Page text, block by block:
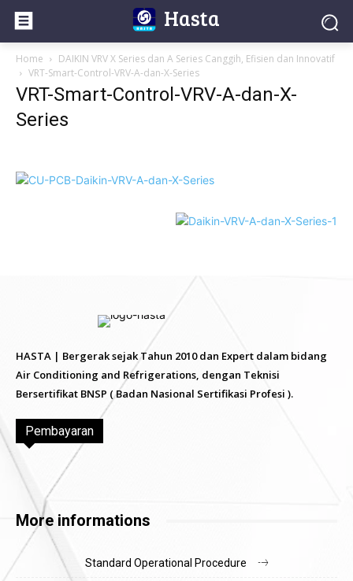
Hasta
Home
DAIKIN VRV X Series dan A Series Canggih, Efisien dan Innovatif
VRT-Smart-Control-VRV-A-dan-X-Series
VRT-Smart-Control-VRV-A-dan-X-
Series
HASTA | Bergerak sejak Tahun 2010 dan Expert dalam bidang
Air Conditioning and Refrigerations, dengan Teknisi
Bersertifikat BNSP ( Badan Nasional Sertifikasi Profesi ).
Pembayaran
More informations
Standard Operational Procedure